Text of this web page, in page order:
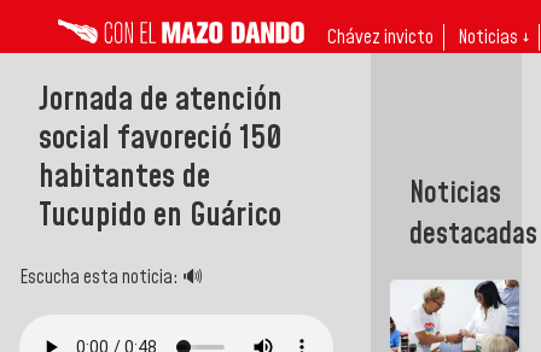
Chávez invicto Noticias ↓
Jornada de atención
social favoreció 150
habitantes de
Tucupido en Guárico
Escucha esta noticia: 🔊
Noticias
destacadas